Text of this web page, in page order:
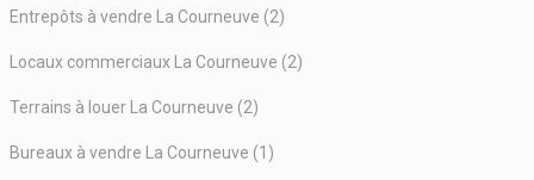
Entrepôts à vendre La Courneuve (2)
Locaux commerciaux La Courneuve (2)
Terrains à louer La Courneuve (2)
Bureaux à vendre La Courneuve (1)